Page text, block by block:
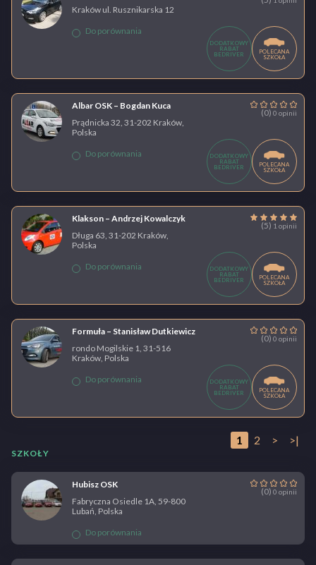
Kraków ul. Rusznikarska 12
Do porównania
DODATKOWY
RABAT
BEDRIVER
POLECANA
SZKOŁA
Albar OSK – Bogdan Kuca
(0) 0 opinii
Prądnicka 32, 31-202 Kraków,
Polska
Do porównania
DODATKOWY
RABAT
BEDRIVER
POLECANA
SZKOŁA
Klakson – Andrzej Kowalczyk
(5) 1 opinii
Długa 63, 31-202 Kraków,
Polska
Do porównania
DODATKOWY
RABAT
BEDRIVER
POLECANA
SZKOŁA
Formuła – Stanisław Dutkiewicz
(0) 0 opinii
rondo Mogilskie 1, 31-516
Kraków, Polska
Do porównania
DODATKOWY
RABAT
BEDRIVER
POLECANA
SZKOŁA
1 2 > >|
SZKOŁY
Hubisz OSK
(0) 0 opinii
Fabryczna Osiedle 1A, 59-800
Lubań, Polska
Do porównania